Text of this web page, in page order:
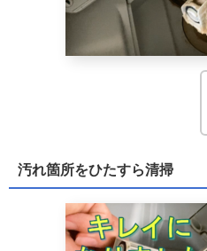
汚れ箇所をひたすら清掃